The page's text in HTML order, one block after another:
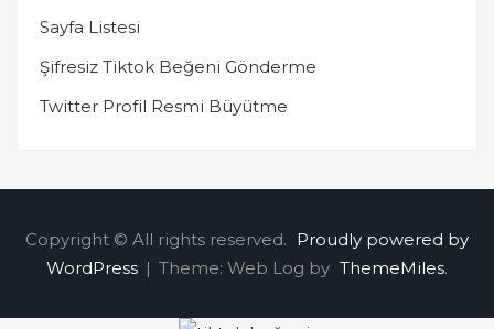
Sayfa Listesi
Şifresiz Tiktok Beğeni Gönderme
Twitter Profil Resmi Büyütme
Copyright © All rights reserved. Proudly powered by
WordPress | Theme: Web Log by ThemeMiles.